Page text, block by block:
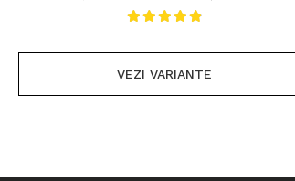
VEZI VARIANTE